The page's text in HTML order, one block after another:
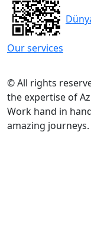
Our services
© All rights
the expertise of
Work hand in
amazing journeys.